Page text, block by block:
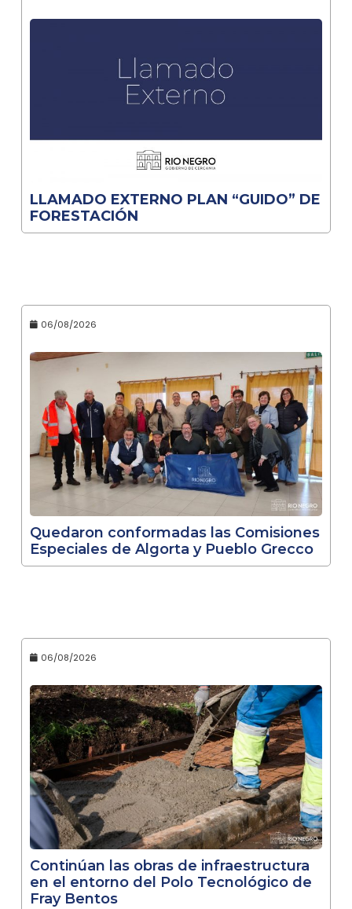
LLAMADO EXTERNO PLAN “GUIDO” DE
FORESTACIÓN
06/08/2026
Quedaron conformadas las Comisiones
Especiales de Algorta y Pueblo Grecco
06/08/2026
Continúan las obras de infraestructura
en el entorno del Polo Tecnológico de
Fray Bentos